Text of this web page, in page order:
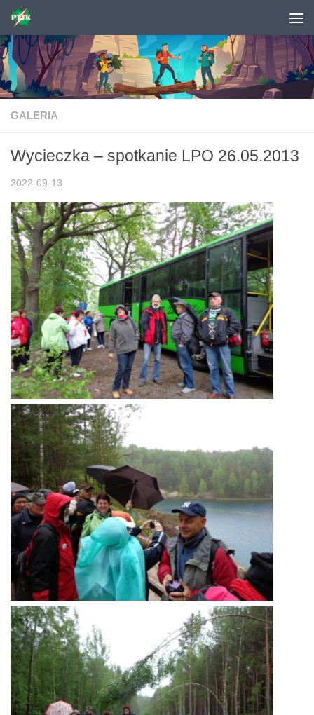
Skip to content
GALERIA
Wycieczka – spotkanie LPO 26.05.2013
2022-09-13